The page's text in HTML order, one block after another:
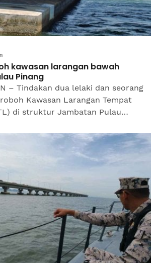
kawasan larangan bawah
Pinang
– Tindakan dua lelaki dan seorang
Kawasan Larangan Tempat
di struktur Jambatan Pulau